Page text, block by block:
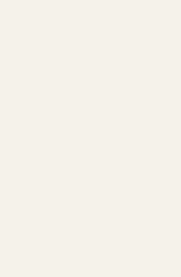
più
semplice
è
Questa
per